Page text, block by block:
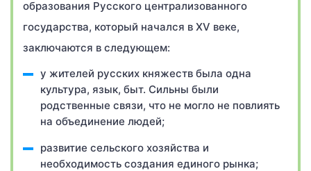
образования Русского централизованного
государства, который начался в XV веке,
заключаются в следующем:
у жителей русских княжеств была одна
культура, язык, быт. Сильны были
родственные связи, что не могло не повлиять
на объединение людей;
развитие сельского хозяйства и
необходимость создания единого рынка;